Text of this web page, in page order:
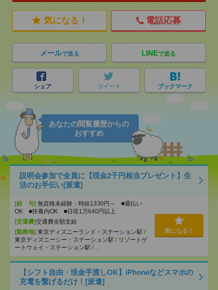
気になる！ 電話応募
メールで送る LINEで送る
シェア ツイート ブックマーク
あなたの閲覧履歴からの
おすすめ
説明会参加で全員に【現金2千円相当プレゼント】生
活のお手伝い[派遣]
[給 与] 無資格未経験：時給1330円～ ■週払い
OK ■扶養内OK ■日収1万640円以上
[交通費]交通費全額支給
[勤務地] 東京ディズニーランド・ステーション駅 /
東京ディズニーシー・ステーション駅 / リゾートゲ
ートウェイ・ステーション駅 / …
気になる！
【シフト自由・現金手渡しOK】iPhoneなどスマホの
充電を繋げるだけ！[派遣]